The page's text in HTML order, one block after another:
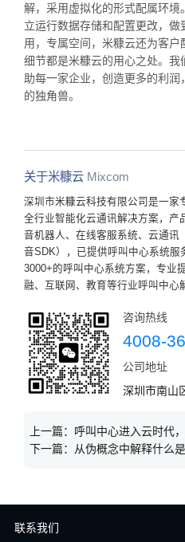
解，采用虚拟化的形式配属环
立运行数据存储和配置更改，
用，专属空间，米糠云还为客户
细节都是米糠云的用心之处。
助每一家企业，创造更多的利
的独角兽。
关于米糠云 Mixcom
深圳市米糠云科技有限公司是一家
全行业智能化云通讯解决方案，产
音机器人、在线客服系统、云通讯
音SDK），已提供呼叫中心系统服
3000+的呼叫中心系统方案，专业
融、互联网、教育等行业呼叫中心
咨询热线
4008-
公司地址
深圳市南山
上一篇： 呼叫中心进入云时代
下一篇：
从伪概念中解释什么
联系我们